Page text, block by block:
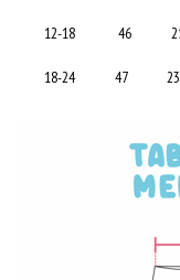
12-18 46
18-24 47 23